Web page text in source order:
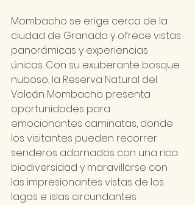
Mombacho se erige cerca de la
ciudad de Granada y ofrece vistas
panorámicas y experiencias
únicas. Con su exuberante bosque
nuboso, la Reserva Natural del
Volcán Mombacho presenta
oportunidades para
emocionantes caminatas, donde
los visitantes pueden recorrer
senderos adornados con una rica
biodiversidad y maravillarse con
las impresionantes vistas de los
lagos e islas circundantes.